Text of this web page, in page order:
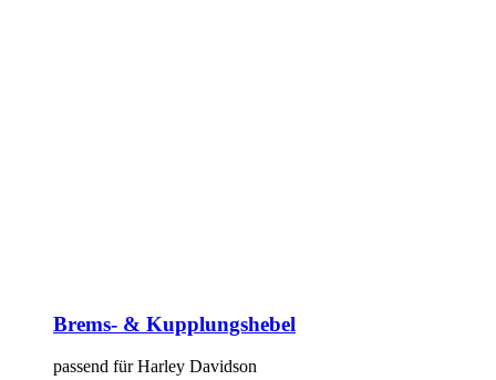
Brems- & Kupplungshebel
passend für Harley Davidson